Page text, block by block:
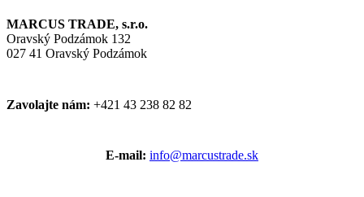
MARCUS TRADE, s.r.o.
Oravský Podzámok 132
027 41 Oravský Podzámok
Zavolajte nám: +421 43 238 82 82
E-mail: info@marcustrade.sk